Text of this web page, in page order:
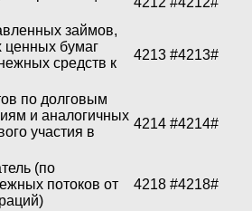
займов,
ценных бумаг
средств к
4213 #4213#
по долговым
и аналогичных
участия в
4214 #4214#
(по
потоков от
4218 #4218#